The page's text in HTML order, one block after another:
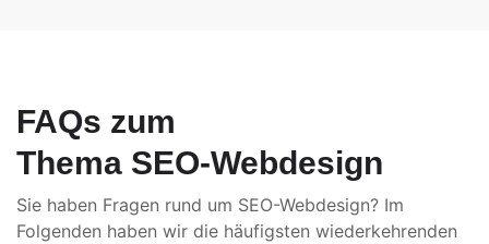
FAQs zum
Thema SEO-Webdesign
Sie haben Fragen rund um SEO-Webdesign? Im
Folgenden haben wir die häufigsten wiederkehrenden